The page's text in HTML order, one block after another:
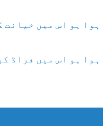
ہو اس میں خیانت
ہو اس میں فراڈ